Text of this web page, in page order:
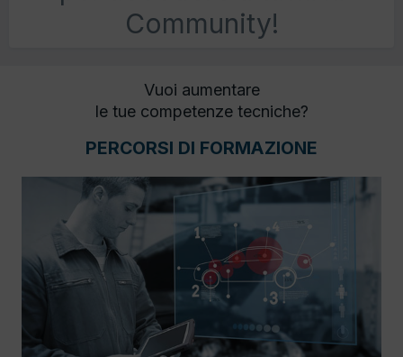
Community!
Vuoi aumentare
le tue competenze tecniche?
PERCORSI DI FORMAZIONE